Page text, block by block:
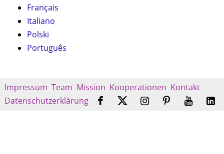
Français
Italiano
Polski
Português
Impressum Team Mission Kooperationen Kontakt
Datenschutzerklärung